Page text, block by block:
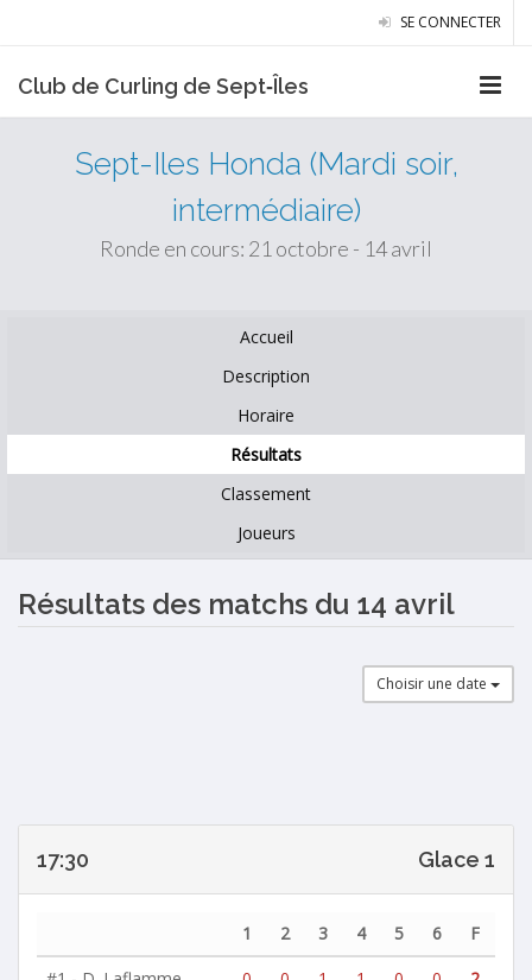
SE CONNECTER
Club de Curling de Sept‑Îles
Sept-Iles Honda (Mardi soir,
intermédiaire)
Ronde en cours: 21 octobre - 14 avril
Accueil
Description
Horaire
Résultats
Classement
Joueurs
Résultats des matchs du 14 avril
Choisir une date
17:30 Glace 1
1 2 3 4 5 6
F